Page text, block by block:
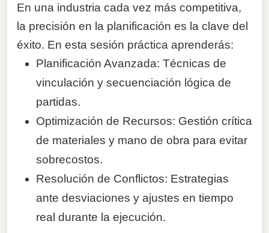
En una industria cada vez más competitiva,
la precisión en la planificación es la clave del
éxito. En esta sesión práctica aprenderás:
Planificación Avanzada: Técnicas de
vinculación y secuenciación lógica de
partidas.
Optimización de Recursos: Gestión crítica
de materiales y mano de obra para evitar
sobrecostos.
Resolución de Conflictos: Estrategias
ante desviaciones y ajustes en tiempo
real durante la ejecución.